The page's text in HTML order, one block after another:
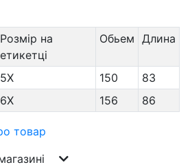
Розмір на
етикетці
Обьем Длина
5X 150
83
6X 156 86
товар